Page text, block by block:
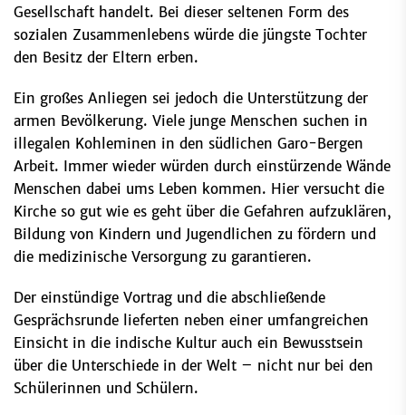
Gesellschaft handelt. Bei dieser seltenen Form des
sozialen Zusammenlebens würde die jüngste Tochter
den Besitz der Eltern erben.
Ein großes Anliegen sei jedoch die Unterstützung der
armen Bevölkerung. Viele junge Menschen suchen in
illegalen Kohleminen in den südlichen Garo-Bergen
Arbeit. Immer wieder würden durch einstürzende Wände
Menschen dabei ums Leben kommen. Hier versucht die
Kirche so gut wie es geht über die Gefahren aufzuklären,
Bildung von Kindern und Jugendlichen zu fördern und
die medizinische Versorgung zu garantieren.
Der einstündige Vortrag und die abschließende
Gesprächsrunde lieferten neben einer umfangreichen
Einsicht in die indische Kultur auch ein Bewusstsein
über die Unterschiede in der Welt – nicht nur bei den
Schülerinnen und Schülern.